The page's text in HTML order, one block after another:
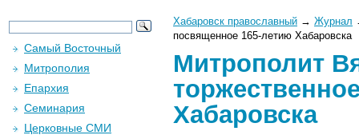
Хабаровск православный → Журнал
посвященное 165-летию Хабаровска
Митрополит
Хабаровска
Самый Восточный
Митрополия
Епархия
Семинария
Церковные СМИ